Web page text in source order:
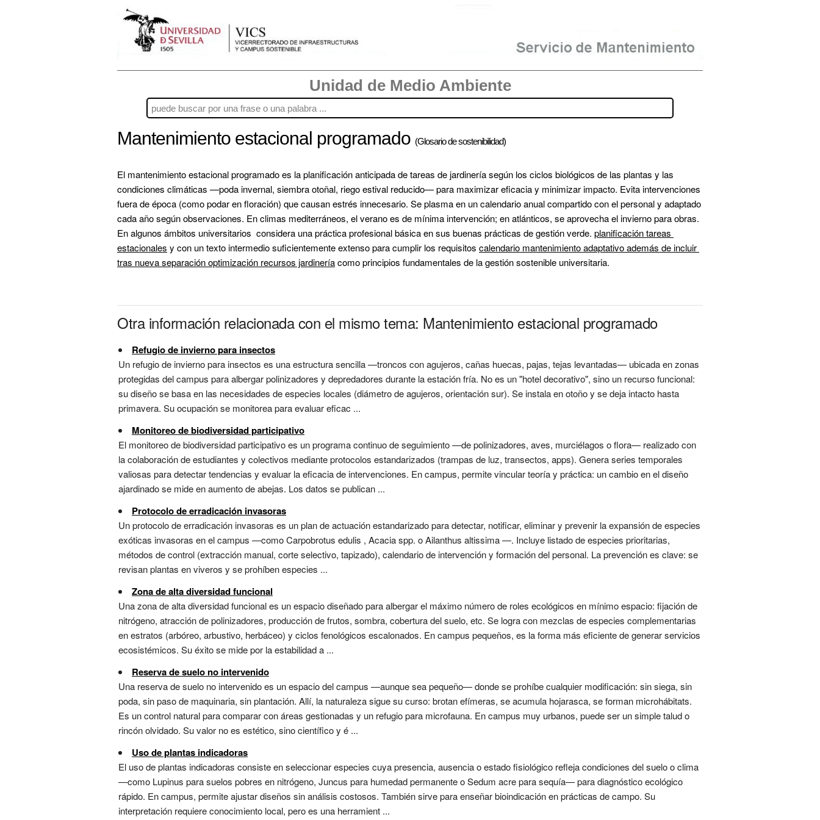
Unidad de Medio Ambiente
Mantenimiento estacional programado (Glosario de sostenibilidad)
El mantenimiento estacional programado es la planificación anticipada de tareas de jardinería según los ciclos biológicos de las plantas y las
condiciones climáticas —poda invernal, siembra otoñal, riego estival reducido— para maximizar eficacia y minimizar impacto. Evita intervenciones
fuera de época (como podar en floración) que causan estrés innecesario. Se plasma en un calendario anual compartido con el personal y adaptado
cada año según observaciones. En climas mediterráneos, el verano es de mínima intervención; en atlánticos, se aprovecha el invierno para obras.
En algunos ámbitos universitarios  considera una práctica profesional básica en sus buenas prácticas de gestión verde. planificación tareas
estacionales y con un texto intermedio suficientemente extenso para cumplir los requisitos calendario mantenimiento adaptativo además de incluir
tras nueva separación optimización recursos jardinería como principios fundamentales de la gestión sostenible universitaria.
Otra información relacionada con el mismo tema: Mantenimiento estacional programado
Refugio de invierno para insectos
Un refugio de invierno para insectos es una estructura sencilla —troncos con agujeros, cañas huecas, pajas, tejas levantadas— ubicada en zonas
protegidas del campus para albergar polinizadores y depredadores durante la estación fría. No es un "hotel decorativo", sino un recurso funcional:
su diseño se basa en las necesidades de especies locales (diámetro de agujeros, orientación sur). Se instala en otoño y se deja intacto hasta
primavera. Su ocupación se monitorea para evaluar eficac ...
Monitoreo de biodiversidad participativo
El monitoreo de biodiversidad participativo es un programa continuo de seguimiento —de polinizadores, aves, murciélagos o flora— realizado con
la colaboración de estudiantes y colectivos mediante protocolos estandarizados (trampas de luz, transectos, apps). Genera series temporales
valiosas para detectar tendencias y evaluar la eficacia de intervenciones. En campus, permite vincular teoría y práctica: un cambio en el diseño
ajardinado se mide en aumento de abejas. Los datos se publican ...
Protocolo de erradicación invasoras
Un protocolo de erradicación invasoras es un plan de actuación estandarizado para detectar, notificar, eliminar y prevenir la expansión de especies
exóticas invasoras en el campus —como Carpobrotus edulis , Acacia spp. o Ailanthus altissima —. Incluye listado de especies prioritarias,
métodos de control (extracción manual, corte selectivo, tapizado), calendario de intervención y formación del personal. La prevención es clave: se
revisan plantas en viveros y se prohíben especies ...
Zona de alta diversidad funcional
Una zona de alta diversidad funcional es un espacio diseñado para albergar el máximo número de roles ecológicos en mínimo espacio: fijación de
nitrógeno, atracción de polinizadores, producción de frutos, sombra, cobertura del suelo, etc. Se logra con mezclas de especies complementarias
en estratos (arbóreo, arbustivo, herbáceo) y ciclos fenológicos escalonados. En campus pequeños, es la forma más eficiente de generar servicios
ecosistémicos. Su éxito se mide por la estabilidad a ...
Reserva de suelo no intervenido
Una reserva de suelo no intervenido es un espacio del campus —aunque sea pequeño— donde se prohíbe cualquier modificación: sin siega, sin
poda, sin paso de maquinaria, sin plantación. Allí, la naturaleza sigue su curso: brotan efímeras, se acumula hojarasca, se forman microhábitats.
Es un control natural para comparar con áreas gestionadas y un refugio para microfauna. En campus muy urbanos, puede ser un simple talud o
rincón olvidado. Su valor no es estético, sino científico y é ...
Uso de plantas indicadoras
El uso de plantas indicadoras consiste en seleccionar especies cuya presencia, ausencia o estado fisiológico refleja condiciones del suelo o clima
—como Lupinus para suelos pobres en nitrógeno, Juncus para humedad permanente o Sedum acre para sequía— para diagnóstico ecológico
rápido. En campus, permite ajustar diseños sin análisis costosos. También sirve para enseñar bioindicación en prácticas de campo. Su
interpretación requiere conocimiento local, pero es una herramient ...